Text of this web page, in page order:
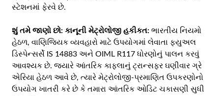
સ્ટેશનમાં ફેરવે છે.
શું તમે જાણો છો: કાનૂની મેટ્રોલોજી હકીકત: ભારતીય નિયમો
હેઠળ, વાણિજ્યિક વ્યવહારો માટે ઉપયોગમાં લેવાતા ફ્યુઅલ
ડિસ્પેન્સર્સે IS 14883 અને OIML R117 ધોરણોનું પાલન કરવું
આવશ્યક છે. જ્યારે આંતરિક કાફલાનું ટ્રાન્સફર ઘણીવાર ગ્રે
એરિયા હેઠળ આવે છે, ત્યારે મેટ્રોલોજી-પ્રમાણિત ઉપકરણોનો
ઉપયોગ ખાતરી કરે છે કે તમારા આંતરિક ઓડિટ ચકાસણી સુધી